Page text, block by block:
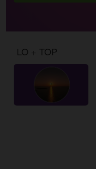
LO + TOP